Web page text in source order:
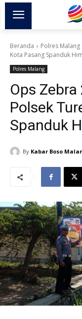
Beranda Polres Malang
Kota Pasang Spanduk
Polres Malang
Ops
Polsek
Spanduk
By Kabar Boso